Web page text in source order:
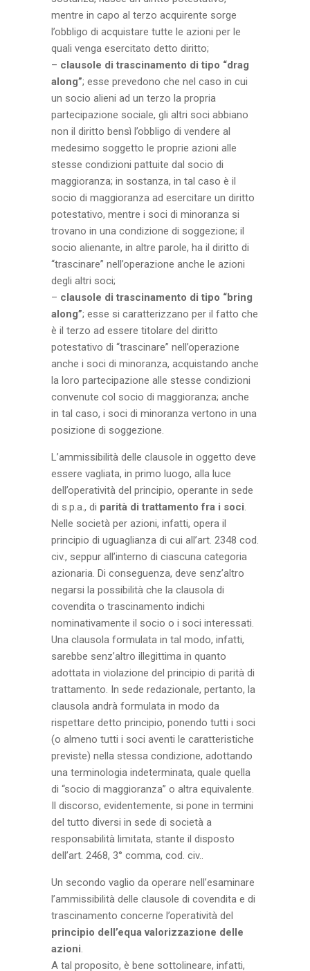
mentre in capo al terzo acquirente sorge
l’obbligo di acquistare tutte le azioni per le
quali venga esercitato detto diritto;
– clausole di trascinamento di tipo “drag
along”; esse prevedono che nel caso in cui
un socio alieni ad un terzo la propria
partecipazione sociale, gli altri soci abbiano
non il diritto bensì l’obbligo di vendere al
medesimo soggetto le proprie azioni alle
stesse condizioni pattuite dal socio di
maggioranza; in sostanza, in tal caso è il
socio di maggioranza ad esercitare un diritto
potestativo, mentre i soci di minoranza si
trovano in una condizione di soggezione; il
socio alienante, in altre parole, ha il diritto di
“trascinare” nell’operazione anche le azioni
degli altri soci;
– clausole di trascinamento di tipo “bring
along”; esse si caratterizzano per il fatto che
è il terzo ad essere titolare del diritto
potestativo di “trascinare” nell’operazione
anche i soci di minoranza, acquistando anche
la loro partecipazione alle stesse condizioni
convenute col socio di maggioranza; anche
in tal caso, i soci di minoranza vertono in una
posizione di soggezione.
L’ammissibilità delle clausole in oggetto deve
essere vagliata, in primo luogo, alla luce
dell’operatività del principio, operante in sede
di s.p.a., di parità di trattamento fra i soci.
Nelle società per azioni, infatti, opera il
principio di uguaglianza di cui all’art. 2348 cod.
civ., seppur all’interno di ciascuna categoria
azionaria. Di conseguenza, deve senz’altro
negarsi la possibilità che la clausola di
covendita o trascinamento indichi
nominativamente il socio o i soci interessati.
Una clausola formulata in tal modo, infatti,
sarebbe senz’altro illegittima in quanto
adottata in violazione del principio di parità di
trattamento. In sede redazionale, pertanto, la
clausola andrà formulata in modo da
rispettare detto principio, ponendo tutti i soci
(o almeno tutti i soci aventi le caratteristiche
previste) nella stessa condizione, adottando
una terminologia indeterminata, quale quella
di “socio di maggioranza” o altra equivalente.
Il discorso, evidentemente, si pone in termini
del tutto diversi in sede di società a
responsabilità limitata, stante il disposto
dell’art. 2468, 3° comma, cod. civ..
Un secondo vaglio da operare nell’esaminare
l’ammissibilità delle clausole di covendita e di
trascinamento concerne l’operatività del
principio dell’equa valorizzazione delle
azioni.
A tal proposito, è bene sottolineare, infatti,